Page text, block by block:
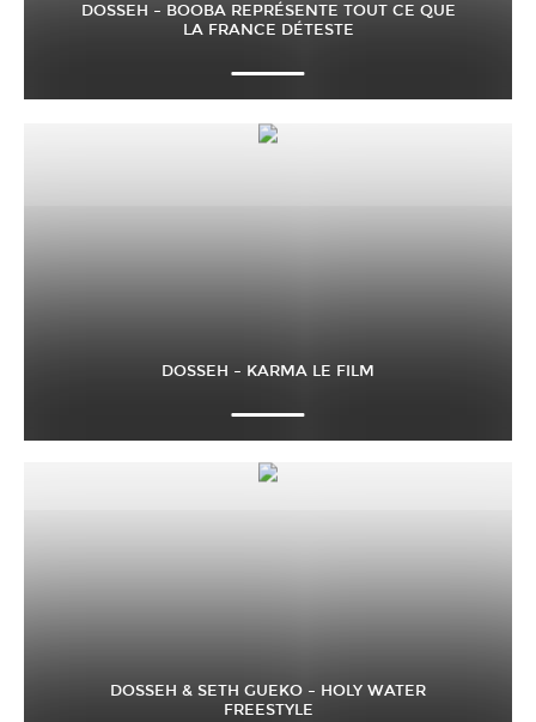
DOSSEH – BOOBA REPRÉSENTE TOUT CE QUE
LA FRANCE DÉTESTE
DOSSEH – KARMA LE FILM
DOSSEH & SETH GUEKO – HOLY WATER
FREESTYLE